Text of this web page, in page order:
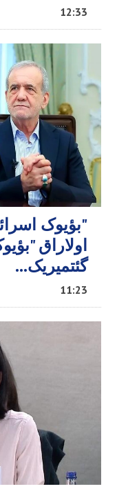
12:33
"بؤیوک
اولاراق
گئتمیریک...
11:23